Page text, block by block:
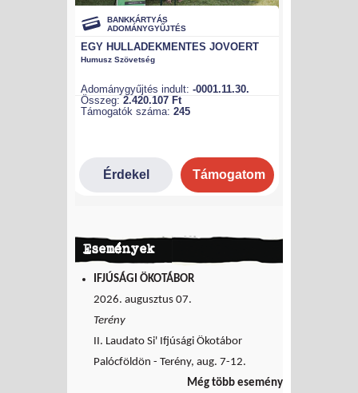
Események
IFJÚSÁGI ÖKOTÁBOR
2026. augusztus 07.
Terény
II. Laudato Si' Ifjúsági Ökotábor
Palócföldön - Terény, aug. 7-12.
Még több esemény